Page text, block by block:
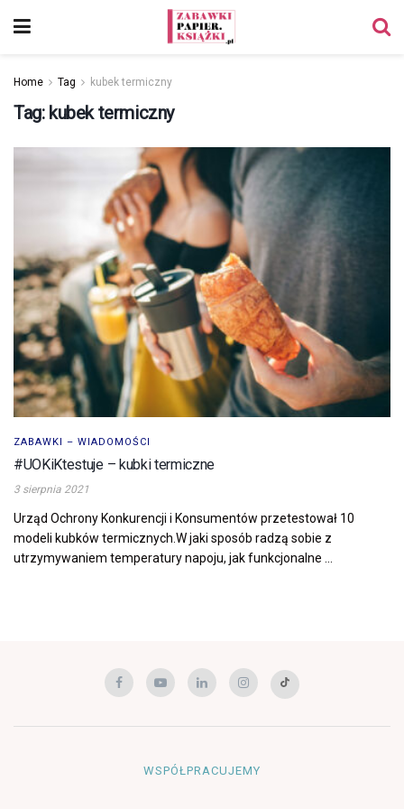
Home Tag kubek termiczny
Tag: kubek termiczny
ZABAWKI – WIADOMOŚCI
#UOKiKtestuje – kubki termiczne
3 sierpnia 2021
Urząd Ochrony Konkurencji i Konsumentów przetestował 10
modeli kubków termicznych.W jaki sposób radzą sobie z
utrzymywaniem temperatury napoju, jak funkcjonalne ...
WSPÓŁPRACUJEMY